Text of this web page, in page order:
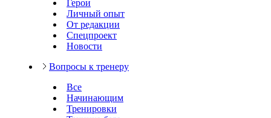
Герои
Личный опыт
От редакции
Спецпроект
Новости
Вопросы к тренеру
Все
Начинающим
Тренировки